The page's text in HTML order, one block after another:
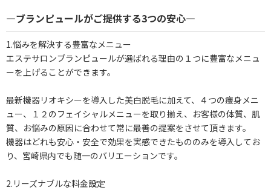
―ブランピュールがご提供する3つの安心―
1.悩みを解決する豊富なメニュー
エステサロンブランピュールが選ばれる理由の１つに豊富なメニュ
ーを上げることができます。
最新機器リオキシーを導入した美白脱毛に加えて、４つの痩身メニ
ュー、１２のフェイシャルメニューを取り揃え、お客様の体質、肌
質、お悩みの原因に合わせて常に最善の提案をさせて頂きます。
機器はどれも安心・安全で効果を実感できたもののみを導入してお
り、宮崎県内でも随一のバリエーションです。
2.リーズナブルな料金設定